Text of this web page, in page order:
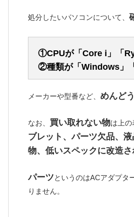
処分したいパソコンについて、
①CPUが「Core i」「
②種類が「Windows」
メーカーや型番など、 めんど
なお、 買い取れない物は上の
ブレット、パーツ欠品、
物、低いスペックに改造
パーツというのはACアダプタ
りません。